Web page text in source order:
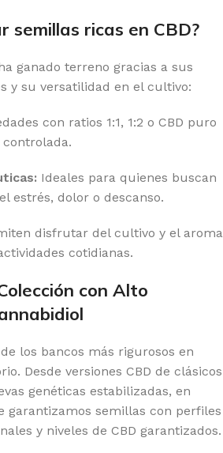
semillas ricas en CBD?
ganado terreno gracias a sus
y su versatilidad en el cultivo:
con ratios 1:1, 1:2 o CBD puro
Ideales para quienes buscan
estrés, dolor o descanso.
disfrutar del cultivo y el aroma
cotidianas.
con Alto
los bancos más rigurosos en
Desde versiones CBD de clásicos
genéticas estabilizadas, en
garantizamos semillas con perfiles
y niveles de CBD garantizados.